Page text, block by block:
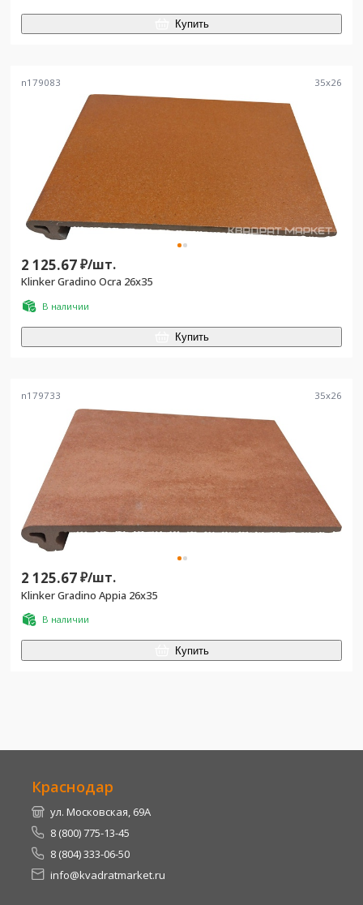
Купить
n179083 35x26
2 125.67₽/шт.
Klinker Gradino Ocra 26x35
В наличии
Купить
n179733 35x26
2 125.67₽/шт.
Klinker Gradino Appia 26x35
В наличии
Купить
Краснодар
ул. Московская, 69А
8 (800) 775-13-45
8 (804) 333-06-50
info@kvadratmarket.ru